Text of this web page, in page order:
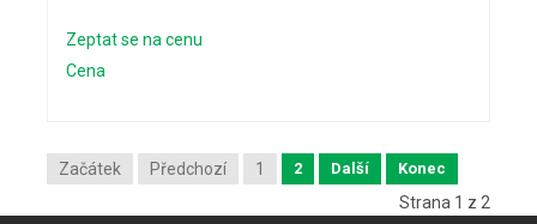
Zeptat se na cenu
Cena
Začátek Předchozí 1 2 Další Konec
Strana 1 z 2